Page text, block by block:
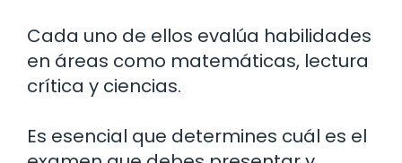
Cada uno de ellos evalúa habilidades
en áreas como matemáticas, lectura
crítica y ciencias.
Es esencial que determines cuál es el